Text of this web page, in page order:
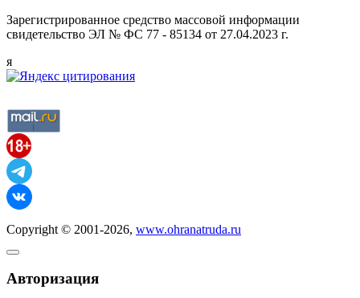
Зарегистрированное средство массовой информации
свидетельство ЭЛ № ФС 77 - 85134 от 27.04.2023 г.
я
Copyright © 2001-2026, www.ohranatruda.ru
Авторизация